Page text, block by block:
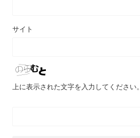
サイト
上に表示された文字を入力してください。